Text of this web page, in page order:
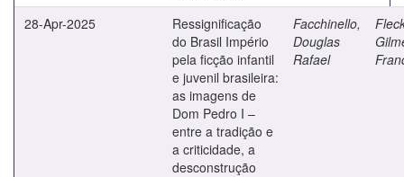
28-Apr-2025
Ressignificação
do Brasil Império
pela ficção infantil
e juvenil brasileira:
as imagens de
Dom Pedro I –
entre a tradição e
a criticidade, a
desconstrução
Facchinello,
Douglas
Rafael